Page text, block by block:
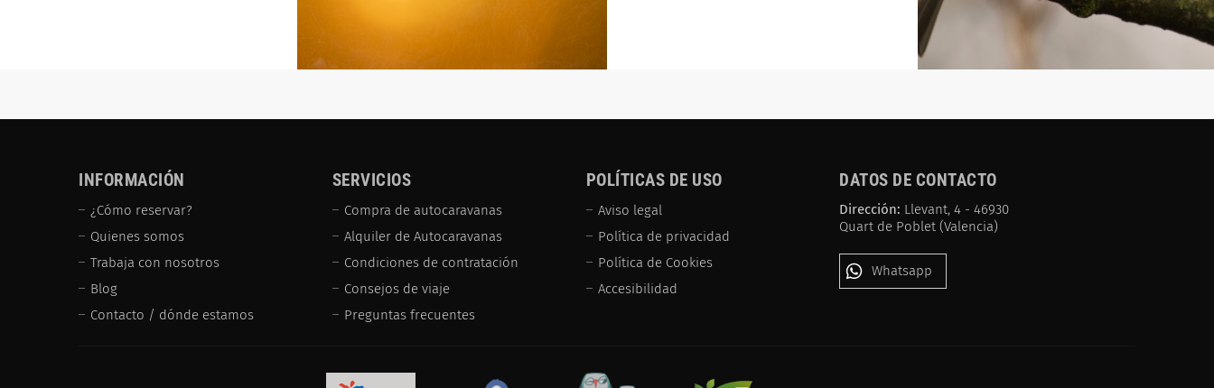
INFORMACIÓN
¿Cómo reservar?
Quienes somos
Trabaja con nosotros
Blog
Contacto / dónde estamos
SERVICIOS
Compra de autocaravanas
Alquiler de Autocaravanas
Condiciones de contratación
Consejos de viaje
Preguntas frecuentes
POLÍTICAS DE USO
Aviso legal
Política de privacidad
Política de Cookies
Accesibilidad
DATOS DE CONTACTO
Dirección: Llevant, 4 - 46930
Quart de Poblet (Valencia)
Whatsapp